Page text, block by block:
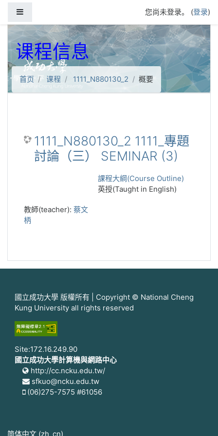
您尚未登录。 (登录)
课程信息
首页 课程 1111_N880130_2 概要
1111_N880130_2 1111_專題
討論（三） SEMINAR (3)
課程大綱(Course Outline)
英授(Taught in English)
教師(teacher): 蔡文
柄
國立成功大學 版權所有 | Copyright © National Cheng
Kung University all rights reserved
Site:172.16.249.90
國立成功大學計算機與網路中心
http://cc.ncku.edu.tw/
sfkuo@ncku.edu.tw
(06)275-7575 #61056
简体中文 ‎(zh_cn)‎